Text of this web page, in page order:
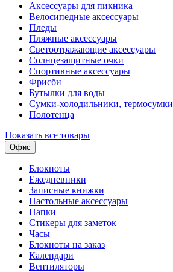
Аксессуары для пикника
Велосипедные аксессуары
Пледы
Пляжные аксессуары
Светоотражающие аксессуары
Солнцезащитные очки
Спортивные аксессуары
Фрисби
Бутылки для воды
Сумки-холодильники, термосумки
Полотенца
Показать все товары
Офис
Блокноты
Ежедневники
Записные книжки
Настольные аксессуары
Папки
Стикеры для заметок
Часы
Блокноты на заказ
Календари
Вентиляторы